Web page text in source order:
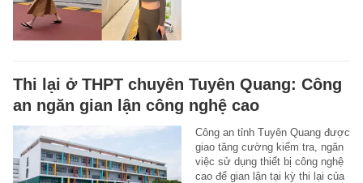
Thi lại ở THPT chuyên Tuyên Quang: Công
an ngăn gian lận công nghệ cao
Công an tỉnh Tuyên Quang được
giao tăng cường kiểm tra, ngăn
việc sử dụng thiết bị công nghệ
cao để gian lận tại kỳ thi lại của